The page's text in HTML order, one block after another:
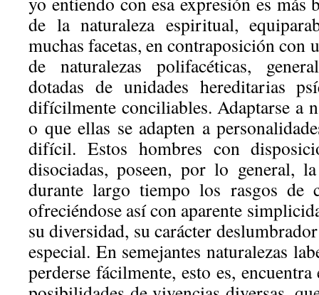
de la naturaleza espiritual,
muchas facetas, en contraposición con
de naturalezas polifacéticas,
dotadas de unidades hereditarias
difícilmente conciliables. Adaptarse a
o que ellas se adapten a
difícil. Estos hombres con
disociadas, poseen, por lo general,
durante largo tiempo los rasgos de
ofreciéndose así con aparente
su diversidad, su carácter
especial. En semejantes naturalezas
perderse fácilmente, esto es,